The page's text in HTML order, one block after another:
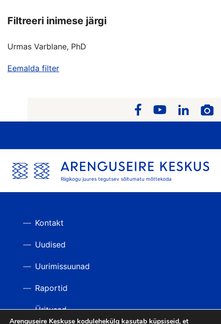
Filtreeri inimese järgi
Urmas Varblane, PhD
Eemalda filter
Riigikogu juures tegutsev sõltumatu mõttekoda
Kontakt
Uudised
Uurimissuunad
Raportid
Üritused
Arenguseire Keskuse kodulehekülg kasutab küpsiseid, et